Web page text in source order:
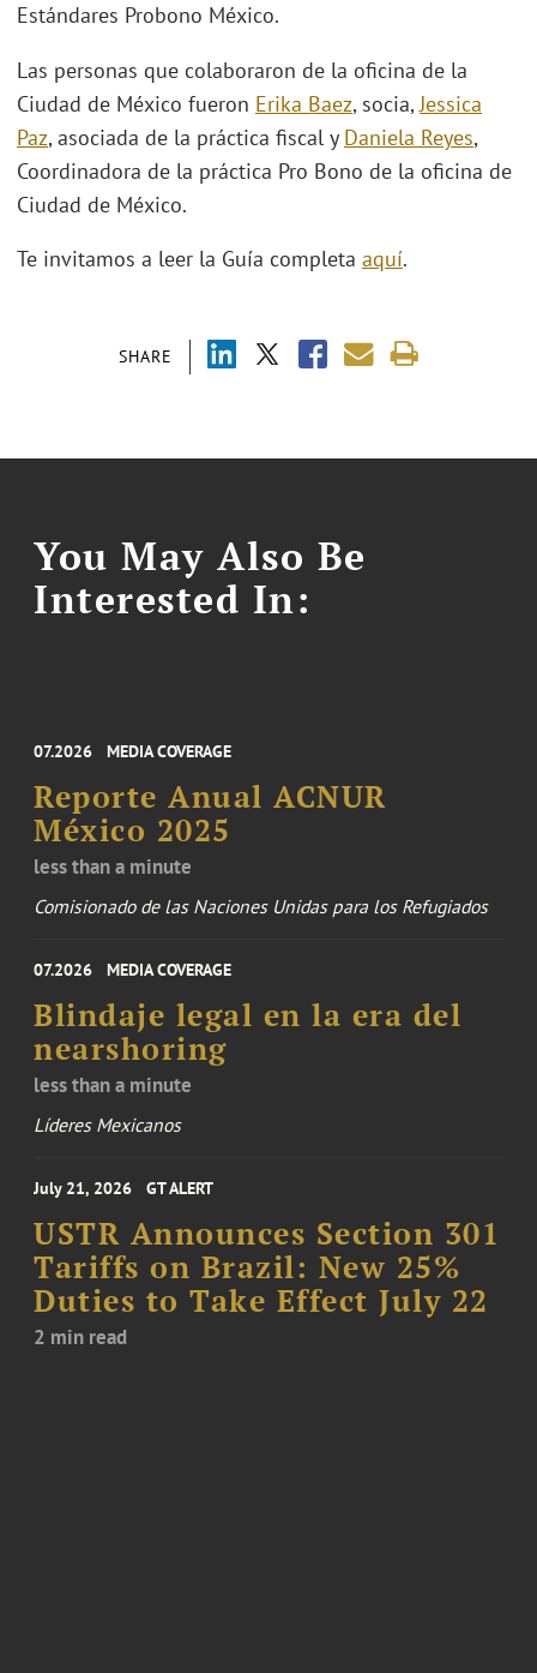
SHARE
Estándares Probono México.
Las personas que colaboraron de la oficina de la
Ciudad de México fueron Erika Baez, socia,Jessica
Paz, asociada de la práctica fiscal y Daniela Reyes,
Coordinadora de la práctica Pro Bono de la oficina de
Ciudad de México.
Te invitamos a leer la Guía completa aquí.
You May Also Be
Interested In:
07.2026 MEDIA COVERAGE
Reporte Anual ACNUR
México 2025
less than a minute
Comisionado de las Naciones Unidas para los Refugiados
07.2026 MEDIA COVERAGE
Blindaje legal en la era del
nearshoring
less than a minute
Líderes Mexicanos
July 21, 2026 GT ALERT
USTR Announces Section 301
Tariffs on Brazil: New 25%
Duties to Take Effect July 22
2 min read